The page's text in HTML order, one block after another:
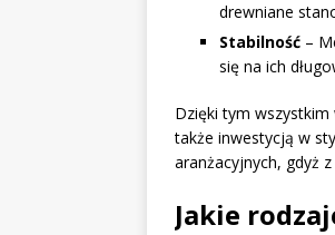
drewniane
Stabilność –
się na ich
Dzięki tym
także inwestycją w
aranżacyjnych, gdyż
Jakie